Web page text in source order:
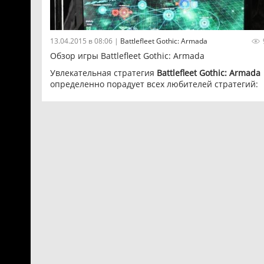
13.04.2015 в 08:06| Battlefleet Gothic: Armada
Обзор игры Battlefleet Gothic: Armada
Увлекательная стратегия Battlefleet Gothic: Armada
определенно порадует всех любителей стратегий: